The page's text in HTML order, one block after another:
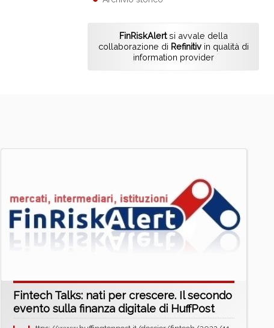
FinRiskAlertsi avvale della
collaborazione di Refinitivin qualità di
information provider
Fintech Talks: nati per crescere. Il secondo
evento sulla finanza digitale di HuffPost